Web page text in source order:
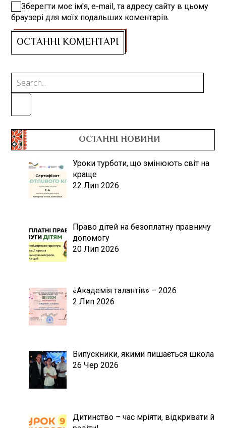
Зберегти моє ім'я, e-mail, та адресу сайту в цьому
браузері для моїх подальших коментарів.
ОСТАННІ НОВИНИ
Уроки турботи, що змінюють світ на
краще
22 Лип 2026
Право дітей на безоплатну правничу
допомогу
20 Лип 2026
«Академія талантів» – 2026
2 Лип 2026
Випускники, якими пишається школа
26 Чер 2026
Дитинство – час мріяти, відкривати й